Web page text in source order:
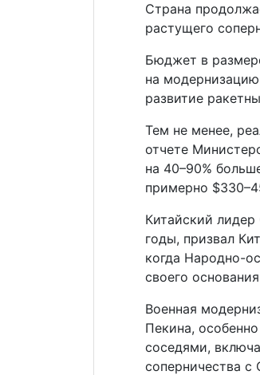
Страна
растущего
Бюджет в
на
развитие
Тем не менее,
отчете
на 40–90%
примерно
Китайский
годы, призвал
когда Народно-
своего
Военная
Пекина,
соседями,
соперничества